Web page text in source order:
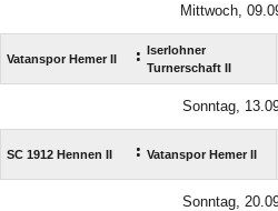
Mittwoch,
Vatanspor Hemer II : Iserlohner
Turnerschaft II
Sonntag,
SC 1912 Hennen II : Vatanspor Hemer II
Sonntag,